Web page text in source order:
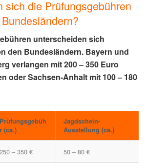
sich die Prüfungsgebühren
unterscheiden sich
den Bundesländern. Bayern und
verlangen mit 200 – 350 Euro
oder Sachsen-Anhalt mit 100 – 180
Prüfungsgebüh
r (ca.)
Jagdschein-
Ausstellung (ca.)
250 – 350 € 50 – 80 €